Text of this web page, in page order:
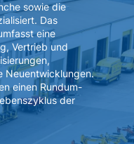
sowie die
Das
eine
Vertrieb und
Neuentwicklungen.
einen Rundum-
der